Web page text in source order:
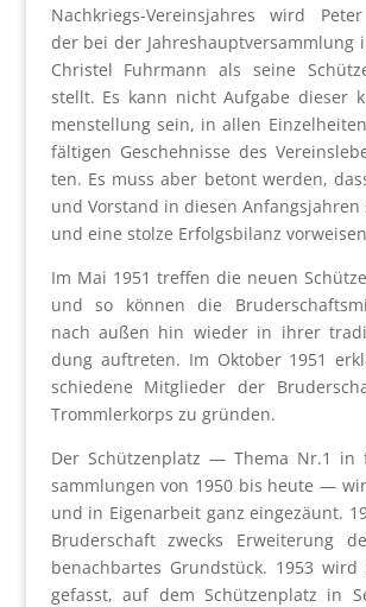
Nach­kriegs-Ver­eins­jah­res wird
der bei der Jah­res­haupt­ver­samm­lung
Chris­tel Fuhr­mann als sei­ne
stellt. Es kann nicht Auf­ga­be die­ser
men­stel­lung sein, in allen
fäl­ti­gen Gescheh­nis­se des
ten. Es muss aber betont wer­den,
und Vor­stand in die­sen Anfangs­jah­ren
und eine stol­ze Erfolgs­bi­lanz
Im Mai 1951 tref­fen die neu­en
und so kön­nen die
nach außen hin wie­der in ihrer
dung auf­tre­ten. Im Okto­ber 1951
schie­de­ne Mit­glie­der der
Tromm­ler­korps zu grün­den.
Der Schüt­zen­platz — The­ma Nr.1
samm­lun­gen von 1950 bis heu­te —
und in Eigen­ar­beit ganz ein­ge­zäunt.
Bru­der­schaft zwecks Erwei­te­rung
benach­bar­tes Grund­stück. 1953 wird
gefasst, auf dem Schüt­zen­platz in